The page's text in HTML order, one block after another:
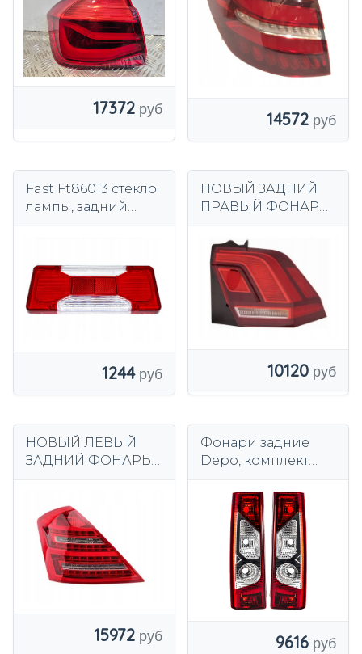
17372
14572
Fast Ft86013 стекло
лампы, задний
1244
НОВЫЙ ЗАДНИЙ
ПРАВЫЙ ФОНАР
2020 LED
10120
НОВЫЙ ЛЕВЫЙ
ЗАДНИЙ ФОНАРЬ
15972
Фонари задние
Depo, комплект
европеец
9616